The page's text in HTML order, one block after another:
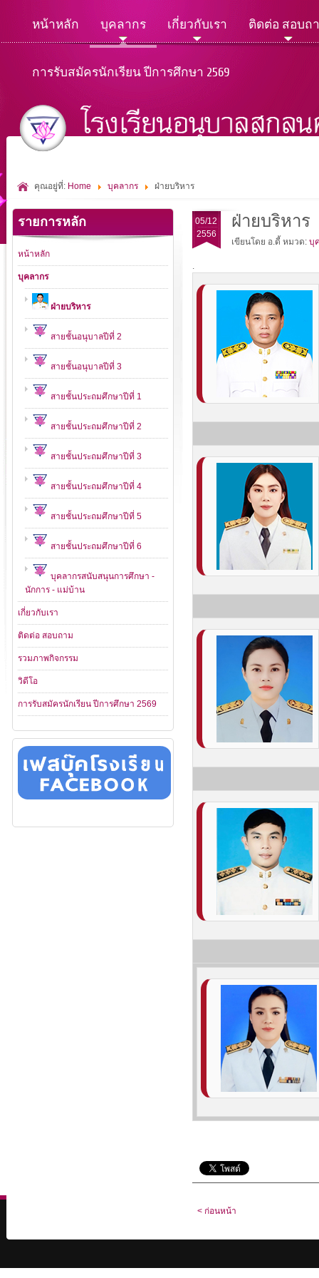
หน้าหลัก บุคลากร เกี่ยวกับเรา ติดต่อ สอบถ
การรับสมัครนักเรียน ปีการศึกษา 2569
คุณอยู่ที่: Home บุคลากร ฝ่ายบริหาร
05/12
2556
ฝ่ายบริหาร
เขียนโดย อ.ดี้ หมวด: บุ
.
< ก่อนหน้า
รายการหลัก
หน้าหลัก
บุคลากร
ฝ่ายบริหาร
สายชั้นอนุบาลปีที่ 2
สายชั้นอนุบาลปีที่ 3
สายชั้นประถมศึกษาปีที่ 1
สายชั้นประถมศึกษาปีที่ 2
สายชั้นประถมศึกษาปีที่ 3
สายชั้นประถมศึกษาปีที่ 4
สายชั้นประถมศึกษาปีที่ 5
สายชั้นประถมศึกษาปีที่ 6
บุคลากรสนับสนุนการศึกษา -
นักการ - แม่บ้าน
เกี่ยวกับเรา
ติดต่อ สอบถาม
รวมภาพกิจกรรม
วิดีโอ
การรับสมัครนักเรียน ปีการศึกษา 2569